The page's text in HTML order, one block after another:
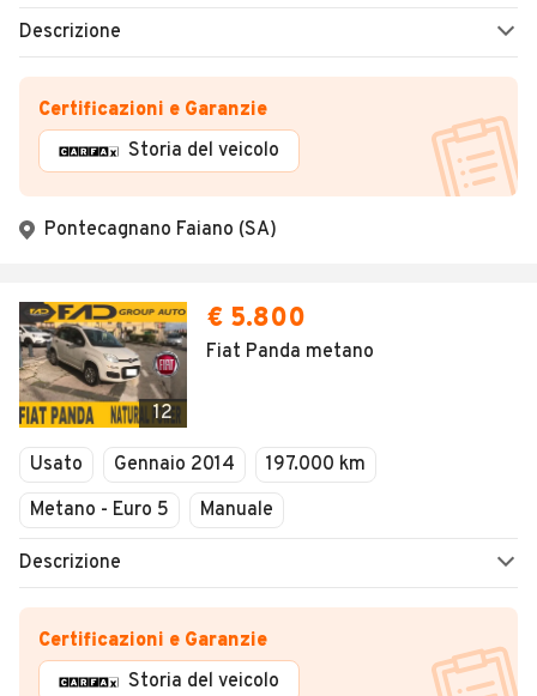
Descrizione
Certificazioni e Garanzie
Storia del veicolo
Pontecagnano Faiano (SA)
12
€ 5.800
Fiat Panda metano
Usato Gennaio 2014
197.000 km
Metano - Euro 5
Manuale
Descrizione
Certificazioni e Garanzie
Storia del veicolo